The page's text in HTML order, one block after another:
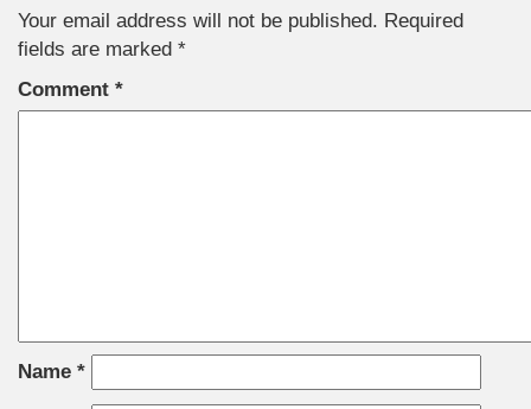
Your email address will not be published. Required
fields are marked *
Comment *
Name *